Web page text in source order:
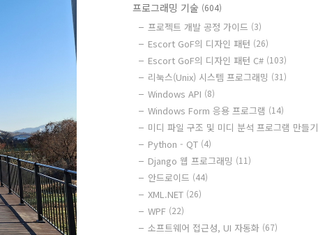
프로그래밍 기술 (604)
프로젝트 개발 공정 가이드 (3)
Escort GoF의 디자인 패턴 (26)
Escort GoF의 디자인 패턴 C# (103)
리눅스(Unix) 시스템 프로그래밍 (31)
Windows API (8)
Windows Form 응용 프로그램 (14)
미디 파일 구조 및 미디 분석 프로그램 만들기
Python - QT (4)
Django 웹 프로그래밍 (11)
안드로이드 (44)
XML.NET (26)
WPF (22)
소프트웨어 접근성, UI 자동화 (67)